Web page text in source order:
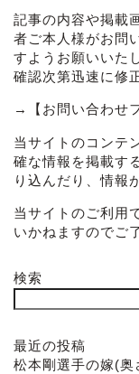
記事の内容や掲載
者ご本人様がお問
すようお願いいた
確認次第迅速に修
→ 【お問い合わせ
当サイトのコンテ
確な情報を掲載す
り込んだり、情報
当サイトのご利用
いかねますのでご
検索
最近の投稿
松本剛選手の嫁(